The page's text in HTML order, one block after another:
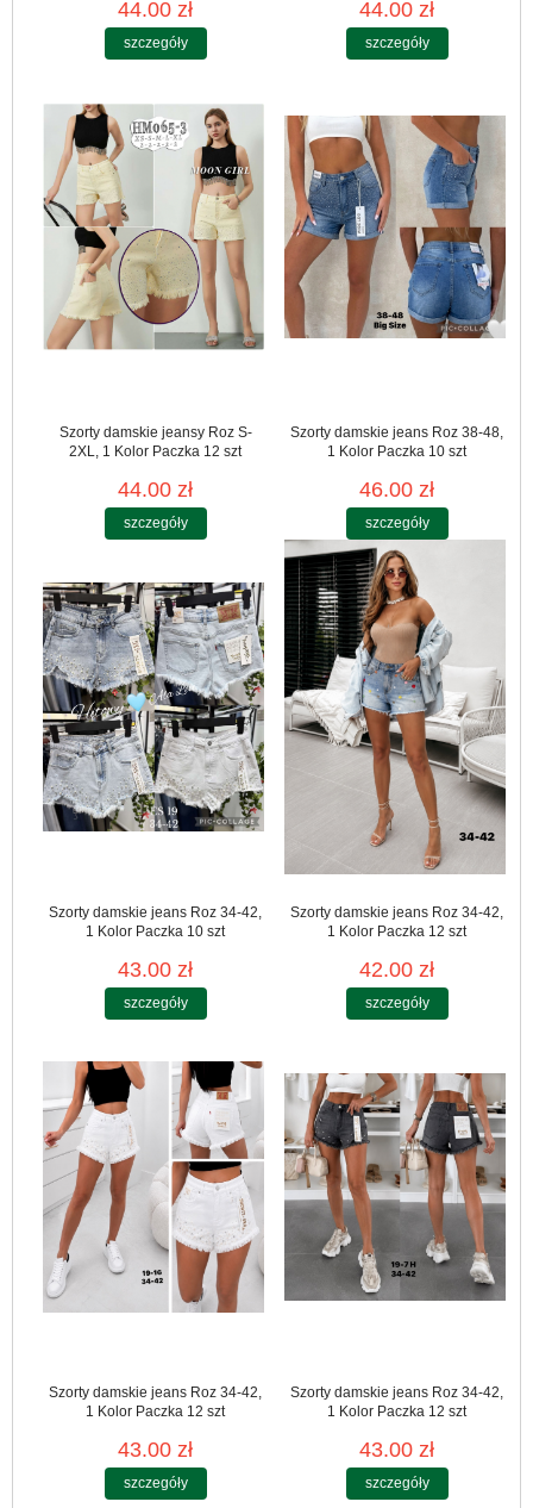
44.00 zł
szczegóły
44.00 zł
szczegóły
Szorty damskie jeansy Roz S-
2XL, 1 Kolor Paczka 12 szt
44.00 zł
szczegóły
Szorty damskie jeans Roz 38-48,
1 Kolor Paczka 10 szt
46.00 zł
szczegóły
Szorty damskie jeans Roz 34-42,
1 Kolor Paczka 10 szt
43.00 zł
szczegóły
Szorty damskie jeans Roz 34-42,
1 Kolor Paczka 12 szt
42.00 zł
szczegóły
Szorty damskie jeans Roz 34-42,
1 Kolor Paczka 12 szt
43.00 zł
szczegóły
Szorty damskie jeans Roz 34-42,
1 Kolor Paczka 12 szt
43.00 zł
szczegóły